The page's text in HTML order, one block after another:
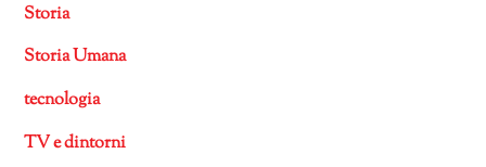
Storia
Storia Umana
tecnologia
TV e dintorni